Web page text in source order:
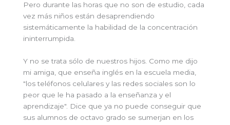
Pero durante las horas que no son de estudio, cada
vez más niños están desaprendiendo
sistemáticamente la habilidad de la concentración
ininterrumpida.
Y no se trata sólo de nuestros hijos. Como me dijo
mi amiga, que enseña inglés en la escuela media,
"los teléfonos celulares y las redes sociales son lo
peor que le ha pasado a la enseñanza y el
aprendizaje". Dice que ya no puede conseguir que
sus alumnos de octavo grado se sumerjan en los